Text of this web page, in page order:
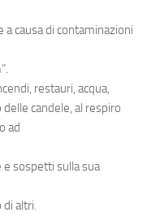
a causa di contaminazioni
restauri, acqua,
candele, al respiro
ad
sospetti sulla sua
di altri.